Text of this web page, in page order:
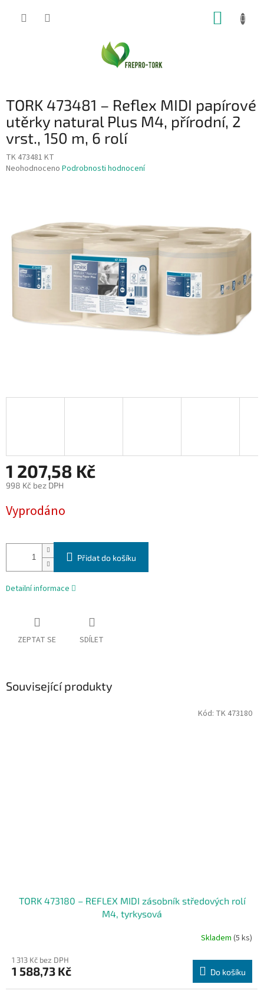
TORK 473481 – Reflex MIDI papírové
utěrky natural Plus M4, přírodní, 2
vrst., 150 m, 6 rolí
TK 473481 KT
Průměrné
hvězdiček.
Neohodnoceno Podrobnosti hodnocení
1 207,58 Kč
998 Kč bez DPH
cena:
Vyprodáno
Přidat do košíku
Detailní informace
ZEPTAT SE SDÍLET
Související produkty
TORK 473180 – REFLEX MIDI zásobník středových rolí
M4, tyrkysová
Skladem (5 ks)
1 313 Kč bez DPH
1 588,73 Kč Do košíku
Kód: TK 473180